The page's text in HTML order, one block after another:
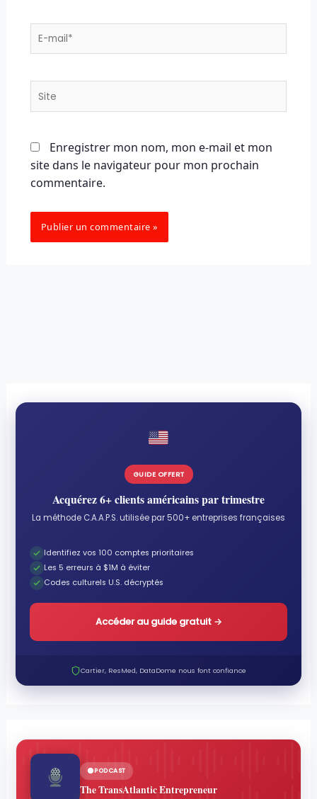
E-
Site
Enregistrer mon nom, mon e-mail et mon
site dans le navigateur pour mon prochain
commentaire.
GUIDE OFFERT
Acquérez 6+ clients américains par trimestre
La méthode C.A.A.P.S. utilisée par 500+ entreprises françaises
Identifiez vos 100 comptes prioritaires
Les 5 erreurs à $1M à éviter
Codes culturels U.S. décryptés
Accéder au guide gratuit →
Cartier, ResMed, DataDome nous font confiance
PODCAST
The TransAtlantic Entrepreneur